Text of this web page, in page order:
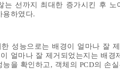
는 선까지 최대한 증가시킨 후
용하였다.
성능으로는 배경이 얼마나 잘
얼마나 잘 제거되었는지는 배
을 확인하고, 객체의 PCD의 손